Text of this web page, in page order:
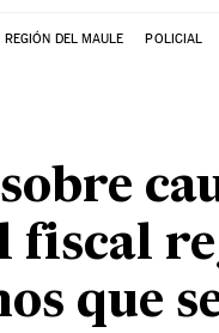
REGIÓN DEL MAULE POLICIAL
fiscal
que